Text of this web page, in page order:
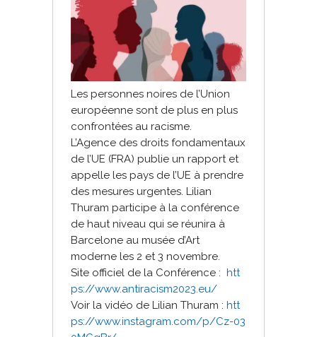
Les personnes noires de l’Union
européenne sont de plus en plus
confrontées au racisme.
L’Agence des droits fondamentaux
de l’UE (FRA) publie un rapport et
appelle les pays de l’UE à prendre
des mesures urgentes. Lilian
Thuram participe à la conférence
de haut niveau qui se réunira à
Barcelone au musée d’Art
moderne les 2 et 3 novembre.
Site officiel de la Conférence : htt
ps://www.antiracism2023.eu/
Voir la vidéo de Lilian Thuram : htt
ps://www.instagram.com/p/Cz-03